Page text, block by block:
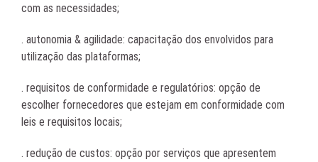
com as necessidades;
. autonomia & agilidade: capacitação dos envolvidos para
utilização das plataformas;
. requisitos de conformidade e regulatórios: opção de
escolher fornecedores que estejam em conformidade com
leis e requisitos locais;
. redução de custos: opção por serviços que apresentem